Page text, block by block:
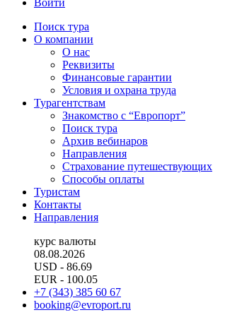
Войти
Поиск тура
О компании
О нас
Реквизиты
Финансовые гарантии
Условия и охрана труда
Турагентствам
Знакомство с “Европорт”
Поиск тура
Архив вебинаров
Направления
Страхование путешествующих
Способы оплаты
Туристам
Контакты
Направления
курс валюты
08.08.2026
USD - 86.69
EUR - 100.05
+7 (343) 385 60 67
booking@evroport.ru